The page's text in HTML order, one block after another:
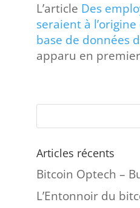
L’article Des
seraient à
base de données
apparu en
Articles récents
Bitcoin Optech –
L’Entonnoir du